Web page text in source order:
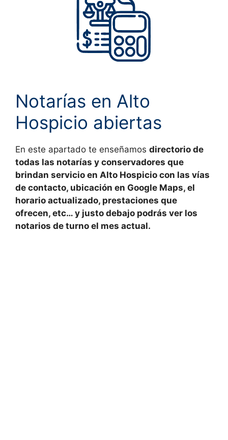
Notarías en Alto
Hospicio abiertas
En este apartado te enseñamos directorio de
todas las notarías y conservadores que
brindan servicio en Alto Hospicio con las vías
de contacto, ubicación en Google Maps, el
horario actualizado, prestaciones que
ofrecen, etc… y justo debajo podrás ver los
notarios de turno el mes actual.